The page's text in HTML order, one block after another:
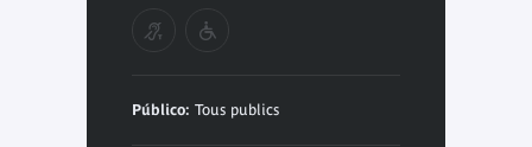
Público: Tous publics